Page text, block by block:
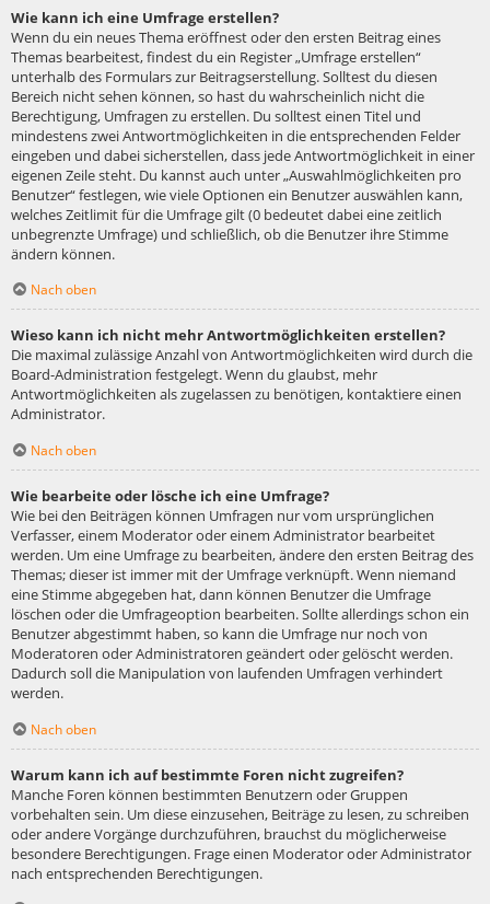
Wie kann ich eine Umfrage erstellen?
Wenn du ein neues Thema eröffnest oder den ersten Beitrag eines
Themas bearbeitest, findest du ein Register „Umfrage erstellen“
unterhalb des Formulars zur Beitragserstellung. Solltest du diesen
Bereich nicht sehen können, so hast du wahrscheinlich nicht die
Berechtigung, Umfragen zu erstellen. Du solltest einen Titel und
mindestens zwei Antwortmöglichkeiten in die entsprechenden Felder
eingeben und dabei sicherstellen, dass jede Antwortmöglichkeit in einer
eigenen Zeile steht. Du kannst auch unter „Auswahlmöglichkeiten pro
Benutzer“ festlegen, wie viele Optionen ein Benutzer auswählen kann,
welches Zeitlimit für die Umfrage gilt (0 bedeutet dabei eine zeitlich
unbegrenzte Umfrage) und schließlich, ob die Benutzer ihre Stimme
ändern können.
Nach oben
Wieso kann ich nicht mehr Antwortmöglichkeiten erstellen?
Die maximal zulässige Anzahl von Antwortmöglichkeiten wird durch die
Board-Administration festgelegt. Wenn du glaubst, mehr
Antwortmöglichkeiten als zugelassen zu benötigen, kontaktiere einen
Administrator.
Nach oben
Wie bearbeite oder lösche ich eine Umfrage?
Wie bei den Beiträgen können Umfragen nur vom ursprünglichen
Verfasser, einem Moderator oder einem Administrator bearbeitet
werden. Um eine Umfrage zu bearbeiten, ändere den ersten Beitrag des
Themas; dieser ist immer mit der Umfrage verknüpft. Wenn niemand
eine Stimme abgegeben hat, dann können Benutzer die Umfrage
löschen oder die Umfrageoption bearbeiten. Sollte allerdings schon ein
Benutzer abgestimmt haben, so kann die Umfrage nur noch von
Moderatoren oder Administratoren geändert oder gelöscht werden.
Dadurch soll die Manipulation von laufenden Umfragen verhindert
werden.
Nach oben
Warum kann ich auf bestimmte Foren nicht zugreifen?
Manche Foren können bestimmten Benutzern oder Gruppen
vorbehalten sein. Um diese einzusehen, Beiträge zu lesen, zu schreiben
oder andere Vorgänge durchzuführen, brauchst du möglicherweise
besondere Berechtigungen. Frage einen Moderator oder Administrator
nach entsprechenden Berechtigungen.